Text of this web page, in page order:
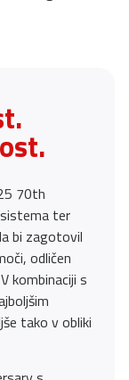
70th
ter
bi zagotovil
odličen
kombinaciji s
tako v obliki